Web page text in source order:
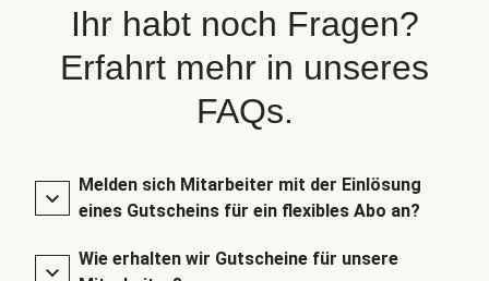
Ihr habt noch Fragen?
Erfahrt mehr in unseres
FAQs.
Melden sich Mitarbeiter mit der Einlösung
eines Gutscheins für ein flexibles Abo an?
Wie erhalten wir Gutscheine für unsere